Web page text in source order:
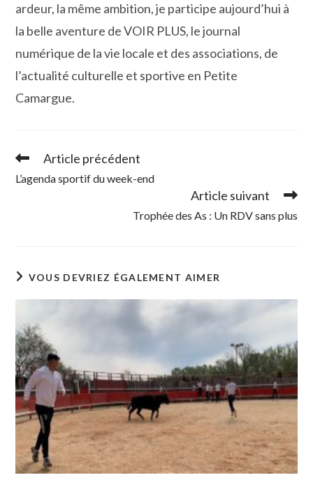
ardeur, la même ambition, je participe aujourd’hui à
la belle aventure de VOIR PLUS, le journal
numérique de la vie locale et des associations, de
l’actualité culturelle et sportive en Petite
Camargue.
Read
articles
Article précédent
L’agenda sportif du week-end
Article suivant
Trophée des As : Un RDV sans plus
VOUS DEVRIEZ ÉGALEMENT AIMER